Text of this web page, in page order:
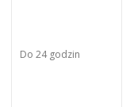
Do 24 godzin